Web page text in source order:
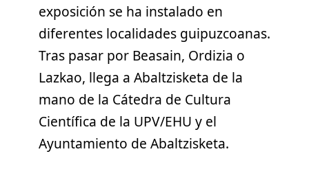
exposición se ha instalado en
diferentes localidades guipuzcoanas.
Tras pasar por Beasain, Ordizia o
Lazkao, llega a Abaltzisketa de la
mano de la Cátedra de Cultura
Científica de la UPV/EHU y el
Ayuntamiento de Abaltzisketa.